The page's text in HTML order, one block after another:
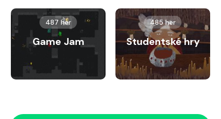
487 her
Game Jam
485 her
Studentské hry